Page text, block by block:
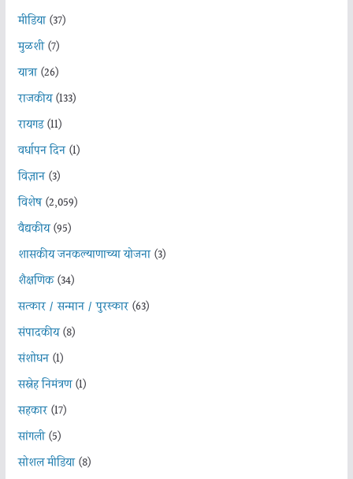
मीडिया(37)
मुळशी(7)
यात्रा(26)
राजकीय(133)
रायगड(11)
वर्धापन दिन(1)
विज्ञान(3)
विशेष(2,059)
वैद्यकीय(95)
शासकीय जनकल्याणाच्या योजना(3)
शैक्षणिक(34)
सत्कार / सन्मान / पुरस्कार(63)
संपादकीय(8)
संशोधन(1)
सस्नेह निमंत्रण(1)
सहकार(17)
सांगली(5)
सोशल मीडिया(8)